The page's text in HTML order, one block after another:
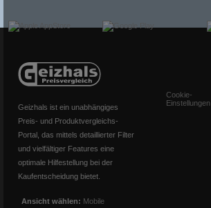
Geizhals ist ein unabhängiges
Preis- und Produktvergleichs-
Portal, das mittels detaillierter Filter
und vielfältiger Features eine
optimale Hilfestellung bei der
Kaufentscheidung bietet.
Ansicht wählen: Mobile
Cookie-
Einstellungen